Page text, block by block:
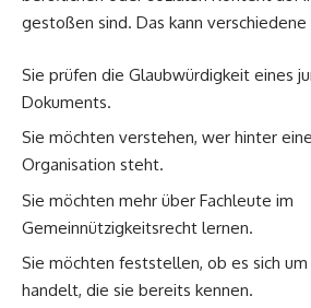
gestoßen sind. Das kann verschiedene
Sie prüfen die Glaubwürdigkeit eines
Dokuments.
Sie möchten verstehen, wer hinter
Organisation steht.
Sie möchten mehr über Fachleute im
Gemeinnützigkeitsrecht lernen.
Sie möchten feststellen, ob es sich
handelt, die sie bereits kennen.